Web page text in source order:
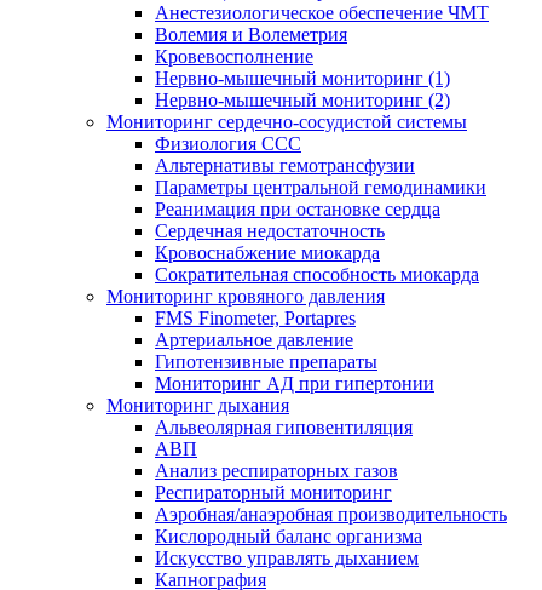
Анестезиологическое обеспечение ЧМТ
Волемия и Волеметрия
Кровевосполнение
Нервно-мышечный мониторинг (1)
Нервно-мышечный мониторинг (2)
Мониторинг сердечно-сосудистой системы
Физиология ССС
Альтернативы гемотрансфузии
Параметры центральной гемодинамики
Реанимация при остановке сердца
Сердечная недостаточность
Кровоснабжение миокарда
Сократительная способность миокарда
Мониторинг кровяного давления
FMS Finometer, Portapres
Артериальное давление
Гипотензивные препараты
Мониторинг АД при гипертонии
Мониторинг дыхания
Альвеолярная гиповентиляция
АВП
Анализ респираторных газов
Респираторный мониторинг
Аэробная/анаэробная производительность
Кислородный баланс организма
Искусство управлять дыханием
Капнография